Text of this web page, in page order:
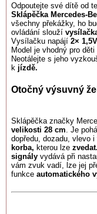
Odpoutejte své dítě od
Sklápěčka Mercedes-
všechny překážky, ho
ovládání slouží
Vysílačku napájí 2×
Model je vhodný pro
Neotálejte s jeho
k jízdě.
Otočný výsuvný
Sklápěčka značky
velikosti 28 cm. Je
dopředu, dozadu, vlevo
korba, kterou lze zvedat.
signály vydává při
vám zvuk vadí, lze jej
funkce automatického